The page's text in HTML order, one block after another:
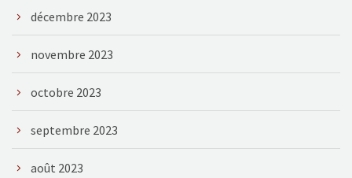
décembre 2023
novembre 2023
octobre 2023
septembre 2023
août 2023